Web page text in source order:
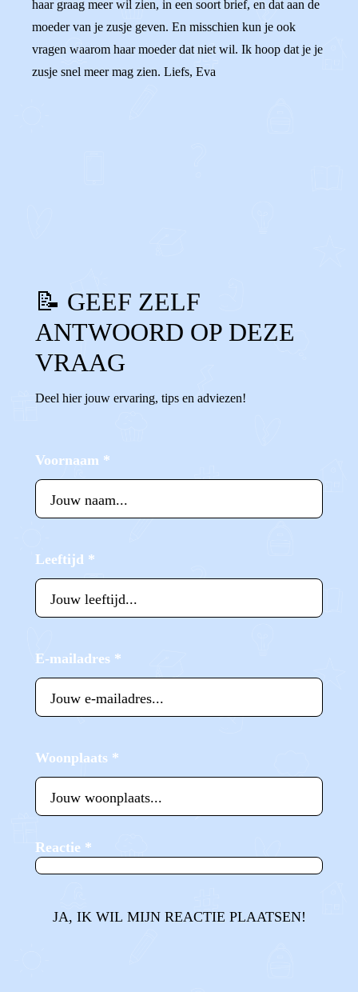
haar graag meer wil zien, in een soort brief, en dat aan de
moeder van je zusje geven. En misschien kun je ook
vragen waarom haar moeder dat niet wil. Ik hoop dat je je
zusje snel meer mag zien. Liefs, Eva
📝 GEEF ZELF
ANTWOORD OP DEZE
VRAAG
Deel hier jouw ervaring, tips en adviezen!
Voornaam *
Leeftijd *
E-mailadres *
Woonplaats *
Reactie *
JA, IK WIL MIJN REACTIE PLAATSEN!